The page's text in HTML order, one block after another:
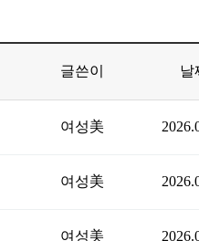
글쓴이 날
여성美
여성美
여성美